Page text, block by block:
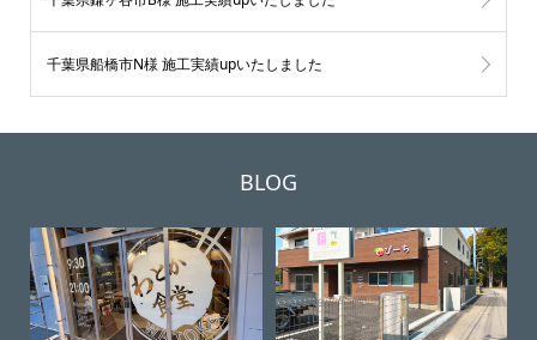
千葉県船橋市N様 施工実績upいたしました
BLOG